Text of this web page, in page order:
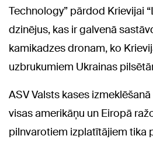
Technology” pārdod Krievijai
dzinējus, kas ir galvenā
kamikadzes dronam, ko
uzbrukumiem Ukrainas
ASV Valsts kases
visas amerikāņu un Eiropā
pilnvarotiem izplatītājiem tika